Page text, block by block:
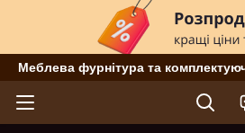
Меблева фурнітура та